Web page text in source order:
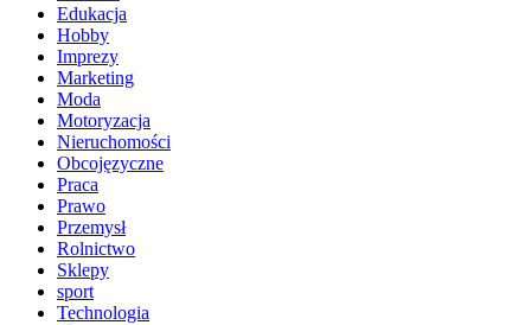
Edukacja
Hobby
Imprezy
Marketing
Moda
Motoryzacja
Nieruchomości
Obcojęzyczne
Praca
Prawo
Przemysł
Rolnictwo
Sklepy
sport
Technologia